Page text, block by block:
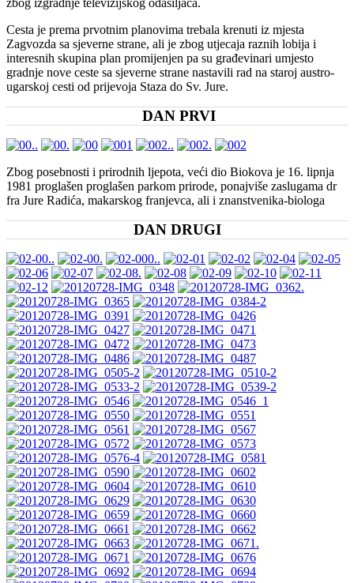
zbog izgradnje televizijskog odašiljača.
Cesta je prema prvotnim planovima trebala krenuti iz mjesta
Zagvozda sa sjeverne strane, ali je zbog utjecaja raznih lobija i
interesnih skupina plan promijenjen pa su građevinari umjesto
gradnje nove ceste sa sjeverne strane nastavili rad na staroj austro-
ugarskoj cesti od prijevoja Staza do Sv. Jure.
DAN PRVI
Zbog posebnosti i prirodnih ljepota, veći dio Biokova je 16. lipnja
1981 proglašen proglašen parkom prirode, ponajviše zaslugama dr
fra Jure Radića, makarskog franjevca, ali i znanstvenika-biologa
DAN DRUGI